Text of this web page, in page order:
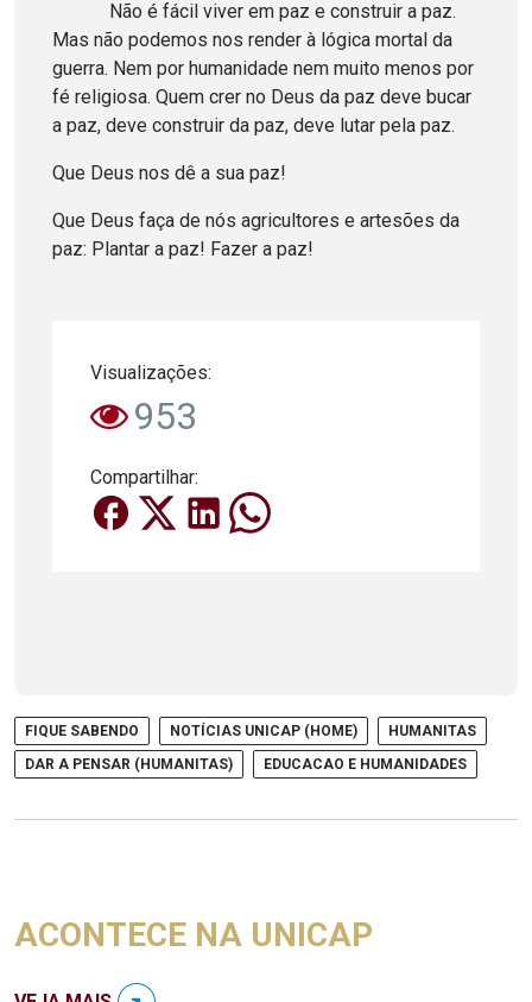
Não é fácil viver em paz e construir a paz.
Mas não podemos nos render à lógica mortal da
guerra. Nem por humanidade nem muito menos por
fé religiosa. Quem crer no Deus da paz deve bucar
a paz, deve construir da paz, deve lutar pela paz.
Que Deus nos dê a sua paz!
Que Deus faça de nós agricultores e artesões da
paz: Plantar a paz! Fazer a paz!
Visualizações:
953
Compartilhar:
FIQUE SABENDO NOTÍCIAS UNICAP (HOME)
HUMANITAS
DAR A PENSAR (HUMANITAS)
EDUCACAO E HUMANIDADES
ACONTECE NA UNICAP